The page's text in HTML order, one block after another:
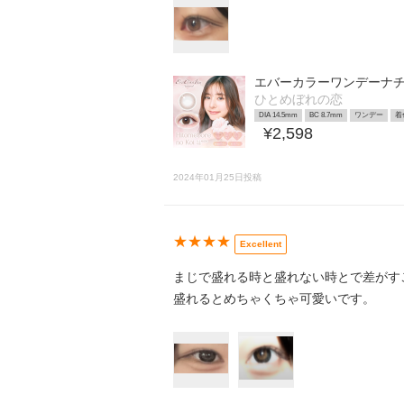
エバーカラーワンデーナ
ひとめぼれの恋
DIA 14.5mm BC 8.7mm ワンデー 着
¥2,598
2024年01月25日投稿
★★★★ Excellent
まじで盛れる時と盛れない時とで差がす
盛れるとめちゃくちゃ可愛いです。